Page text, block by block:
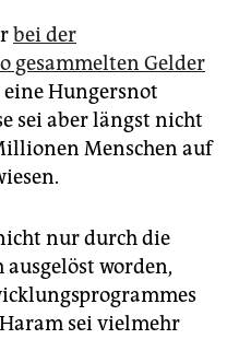
bei der
gesammelten Gelder
eine Hungersnot
sei aber längst nicht
Menschen auf
nur durch die
worden,
sei vielmehr